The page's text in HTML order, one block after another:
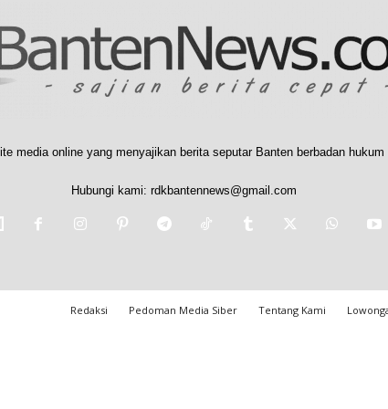
media online yang menyajikan berita seputar Banten berbadan
Hubungi kami: rdkbantennews@gmail.com
Redaksi Pedoman Media Siber Tentang Kami